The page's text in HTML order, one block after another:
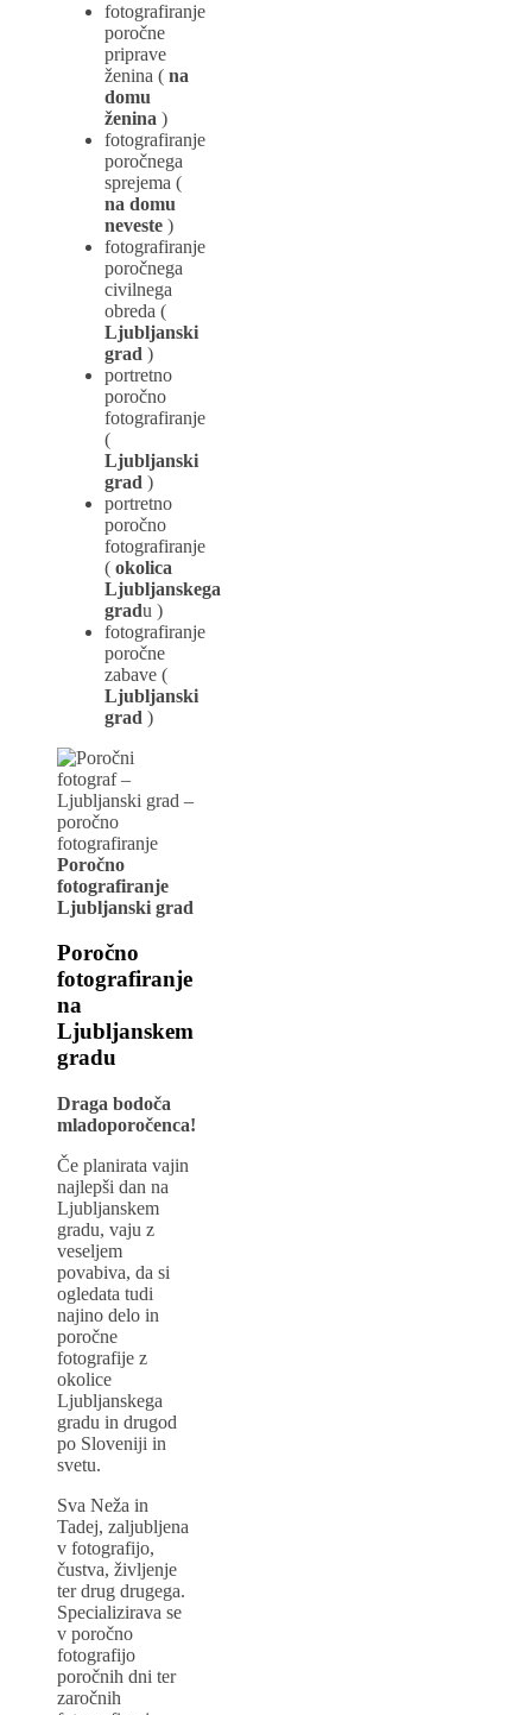
fotografiranje
poročne
priprave
ženina ( na
domu
ženina )
fotografiranje
poročnega
sprejema (
na domu
neveste )
fotografiranje
poročnega
civilnega
obreda (
Ljubljanski
grad )
portretno
poročno
fotografiranje
(
Ljubljanski
grad )
portretno
poročno
fotografiranje
( okolica
Ljubljanskega
gradu )
fotografiranje
poročne
zabave (
Ljubljanski
grad )
Poročno
fotografiranje
Ljubljanski grad
Poročno
fotografiranje
na
Ljubljanskem
gradu
Draga bodoča
mladoporočenca!
Če planirata vajin
najlepši dan na
Ljubljanskem
gradu, vaju z
veseljem
povabiva, da si
ogledata tudi
najino delo in
poročne
fotografije z
okolice
Ljubljanskega
gradu in drugod
po Sloveniji in
svetu.
Sva Neža in
Tadej, zaljubljena
v fotografijo,
čustva, življenje
ter drug drugega.
Specializirava se
v poročno
fotografijo
poročnih dni ter
zaročnih